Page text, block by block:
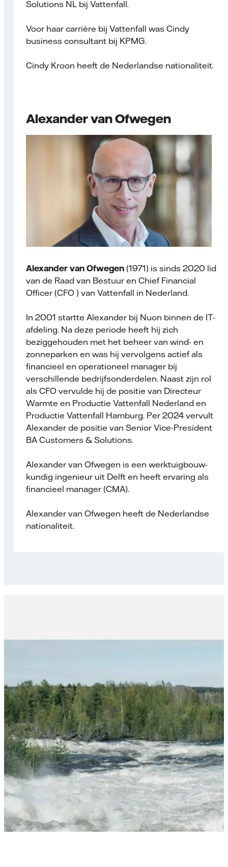
Solutions NL bij Vattenfall.
Voor haar carrière bij Vattenfall was Cindy
business consultant bij KPMG.
Cindy Kroon heeft de Nederlandse nationaliteit.
Alexander van Ofwegen
Alexander van Ofwegen(1971) is sinds 2020 lid
van de Raad van Bestuur en Chief Financial
Officer (CFO ) van Vattenfall in Nederland.
In 2001 startte Alexander bij Nuon binnen de IT-
afdeling. Na deze periode heeft hij zich
beziggehouden met het beheer van wind- en
zonneparken en was hij vervolgens actief als
financieel en operationeel manager bij
verschillende bedrijfsonderdelen. Naast zijn rol
als CFO vervulde hij de positie van Directeur
Warmte en Productie Vattenfall Nederland en
Productie Vattenfall Hamburg. Per 2024 vervult
Alexander de positie van Senior Vice-President
BA Customers & Solutions.
Alexander van Ofwegen is een werktuigbouw­
kundig ingenieur uit Delft en heeft ervaring als
financieel manager (CMA).
Alexander van Ofwegen heeft de Nederlandse
nationaliteit.